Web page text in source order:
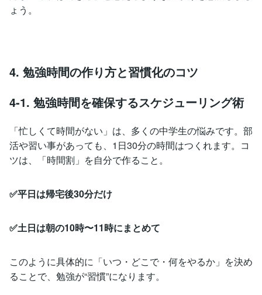
ょう。
4. 勉強時間の作り方と習慣化のコツ
4-1. 勉強時間を確保するスケジューリング術
「忙しくて時間がない」は、多くの中学生の悩みです。部
活や習い事があっても、1日30分の時間はつくれます。コ
ツは、「時間割」を自分で作ること。
✅平日は帰宅後30分だけ
✅土日は朝の10時〜11時にまとめて
このように具体的に「いつ・どこで・何をやるか」を決め
ることで、勉強が“習慣”になります。